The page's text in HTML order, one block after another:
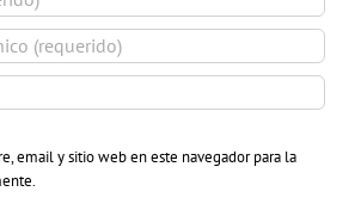
email y sitio web en este navegador para la